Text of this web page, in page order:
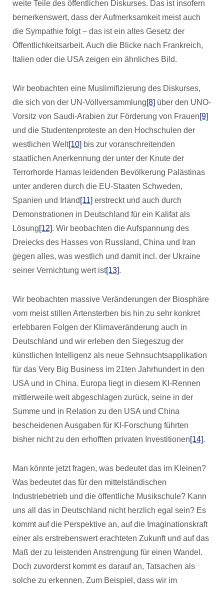
weite Teile des öffentlichen Diskurses. Das ist insofern
bemerkenswert, dass der Aufmerksamkeit meist auch
die Sympathie folgt – das ist ein altes Gesetz der
Öffentlichkeitsarbeit. Auch die Blicke nach Frankreich,
Italien oder die USA zeigen ein ähnliches Bild.
Wir beobachten eine Muslimifizierung des Diskurses,
die sich von der UN-Vollversammlung[8] über den UNO-
Vorsitz von Saudi-Arabien zur Förderung von Frauen[9]
und die Studentenproteste an den Hochschulen der
westlichen Welt[10] bis zur voranschreitenden
staatlichen Anerkennung der unter der Knute der
Terrorhorde Hamas leidenden Bevölkerung Palästinas
unter anderen durch die EU-Staaten Schweden,
Spanien und Irland [11] erstreckt und auch durch
Demonstrationen in Deutschland für ein Kalifat als
Lösung[12]. Wir beobachten die Aufspannung des
Dreiecks des Hasses von Russland, China und Iran
gegen alles, was westlich und damit incl. der Ukraine
seiner Vernichtung wert ist[13].
Wir beobachten massive Veränderungen der Biosphäre
vom meist stillen Artensterben bis hin zu sehr konkret
erlebbaren Folgen der Klimaveränderung auch in
Deutschland und wir erleben den Siegeszug der
künstlichen Intelligenz als neue Sehnsuchtsapplikation
für das Very Big Business im 21ten Jahrhundert in den
USA und in China. Europa liegt in diesem KI-Rennen
mittlerweile weit abgeschlagen zurück, seine in der
Summe und in Relation zu den USA und China
bescheidenen Ausgaben für KI-Forschung führten
bisher nicht zu den erhofften privaten Investitionen[14].
Man könnte jetzt fragen, was bedeutet das im Kleinen?
Was bedeutet das für den mittelständischen
Industriebetrieb und die öffentliche Musikschule? Kann
uns all das in Deutschland nicht herzlich egal sein? Es
kommt auf die Perspektive an, auf die Imaginationskraft
einer als erstrebenswert erachteten Zukunft und auf das
Maß der zu leistenden Anstrengung für einen Wandel.
Doch zuvorderst kommt es darauf an, Tatsachen als
solche zu erkennen. Zum Beispiel, dass wir im